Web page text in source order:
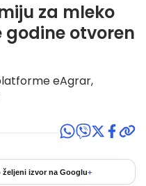
za mleko
otvoren
eAgrar,
željeni izvor na Googlu+